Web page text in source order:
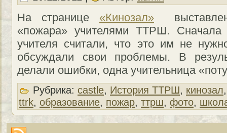
На странице «Кинозал»
«пожара» учителями ТТРШ.
учителя считали, что это им не
обсуждали свои проблемы. В
делали ошибки, одна учительница
Рубрика: castle, История ТТРШ, кинозал
ttrk, образование, пожар, ттрш, фото,